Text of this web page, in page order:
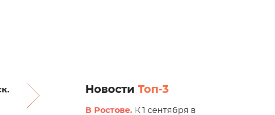
Новости Топ-3
В Ростове. К 1 сентября в